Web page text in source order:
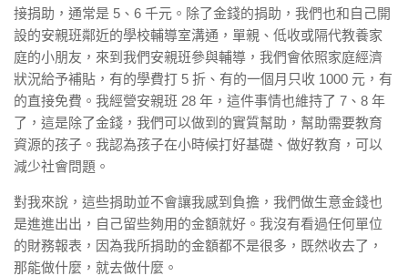
接捐助，通常是 5、6 千元。除了金錢的捐助，我們也和自己開
設的安親班鄰近的學校輔導室溝通，單親、低收或隔代教養家
庭的小朋友，來到我們安親班參與輔導，我們會依照家庭經濟
狀況給予補貼，有的學費打 5 折、有的一個月只收 1000 元，有
的直接免費。我經營安親班 28 年，這件事情也維持了 7、8 年
了，這是除了金錢，我們可以做到的實質幫助，幫助需要教育
資源的孩子。我認為孩子在小時候打好基礎、做好教育，可以
減少社會問題。
對我來說，這些捐助並不會讓我感到負擔，我們做生意金錢也
是進進出出，自己留些夠用的金額就好。我沒有看過任何單位
的財務報表，因為我所捐助的金額都不是很多，既然收去了，
那能做什麼，就去做什麼。